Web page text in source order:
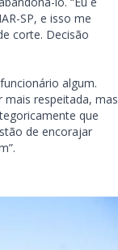
SP, e isso me
corte. Decisão
algum.
mais respeitada, mas
que
de encorajar